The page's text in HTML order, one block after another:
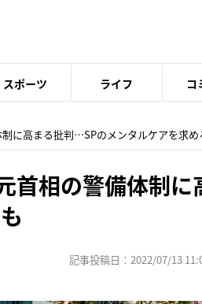
スポーツ ライフ コ
に高まる批判…SPのメンタルケアを求め
首相の警備体制
記事投稿日：2022/07/13